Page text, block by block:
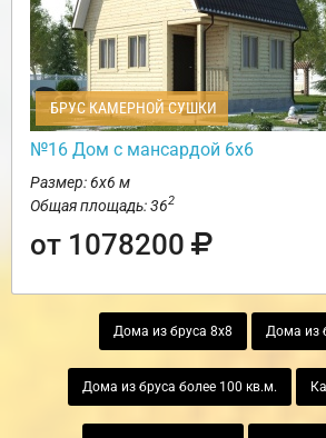
БРУС КАМЕРНОЙ СУШКИ
№16 Дом с мансардой 6х6
Размер: 6х6 м
Общая площадь: 362
от 1078200
Дома из бруса 8х8 Дома из
Дома из бруса более 100 кв.м.